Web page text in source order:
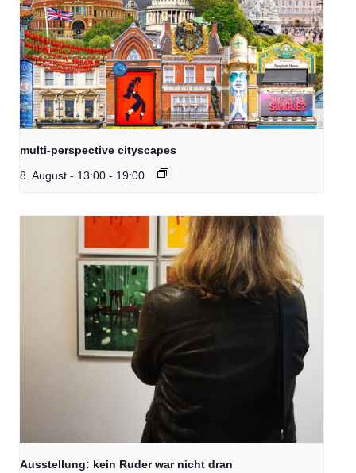
multi-perspective cityscapes
8. August - 13:00 - 19:00
Ausstellung: kein Ruder war nicht dran